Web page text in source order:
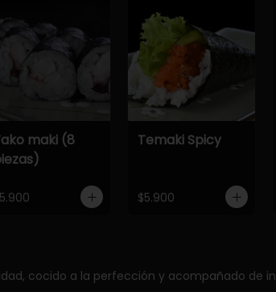
maki (8
Temaki Spicy
$5.900
cocido a la perfección y acompañado de